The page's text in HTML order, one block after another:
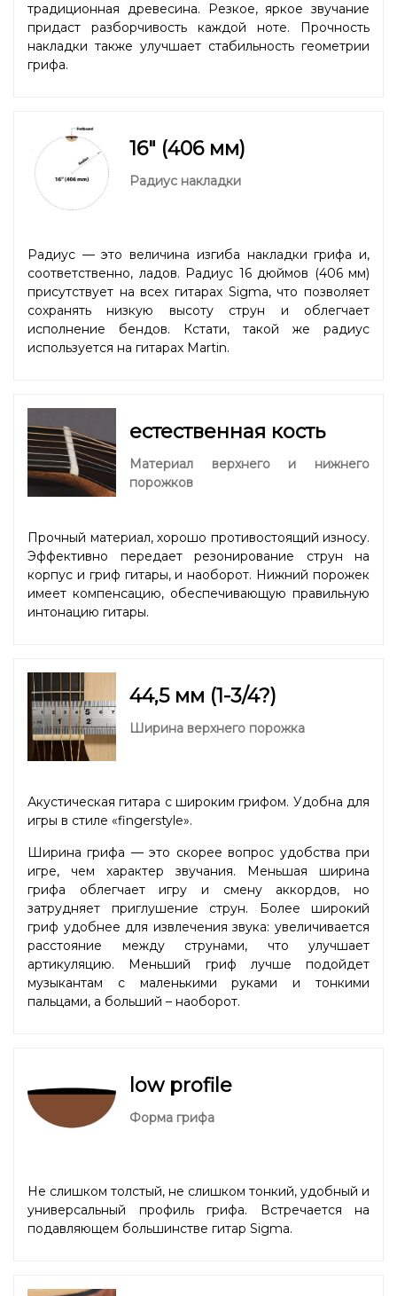
традиционная древесина. Резкое, яркое звучание
придаст разборчивость каждой ноте. Прочность
накладки также улучшает стабильность геометрии
грифа.
16" (406 мм)
Радиус накладки
Радиус — это величина изгиба накладки грифа и,
соответственно, ладов. Радиус 16 дюймов (406 мм)
присутствует на всех гитарах Sigma, что позволяет
сохранять низкую высоту струн и облегчает
исполнение бендов. Кстати, такой же радиус
используется на гитарах Martin.
естественная кость
Материал верхнего и нижнего
порожков
Прочный материал, хорошо противостоящий износу.
Эффективно передает резонирование струн на
корпус и гриф гитары, и наоборот. Нижний порожек
имеет компенсацию, обеспечивающую правильную
интонацию гитары.
44,5 мм (1-3/4?)
Ширина верхнего порожка
Акустическая гитара с широким грифом. Удобна для
игры в стиле «fingerstyle».
Ширина грифа — это скорее вопрос удобства при
игре, чем характер звучания. Меньшая ширина
грифа облегчает игру и смену аккордов, но
затрудняет приглушение струн. Более широкий
гриф удобнее для извлечения звука: увеличивается
расстояние между струнами, что улучшает
артикуляцию. Меньший гриф лучше подойдет
музыкантам с маленькими руками и тонкими
пальцами, а больший – наоборот.
low profile
Форма грифа
Не слишком толстый, не слишком тонкий, удобный и
универсальный профиль грифа. Встречается на
подавляющем большинстве гитар Sigma.